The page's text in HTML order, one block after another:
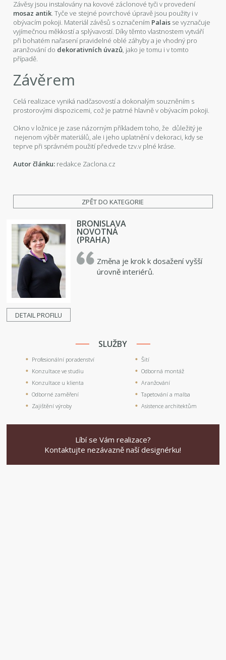
Závěsy jsou instalovány na kovové záclonové tyči v provedení
mosaz antik. Tyče ve stejné povrchové úpravě jsou použity i v
obývacím pokoji. Materiál závěsů s označením Palais se vyznačuje
vyjímečnou měkkostí a splývavostí. Díky těmto vlastnostem vytváří
při bohatém nařasení pravidelné oblé záhyby a je vhodný pro
aranžování do dekorativních úvazů, jako je tomu i v tomto
případě.
Závěrem
Celá realizace vyniká nadčasovostí a dokonalým souzněním s
prostorovými dispozicemi, což je patrné hlavně v obývacím pokoji.
Okno v ložnice je zase názorným příkladem toho, že důležitý je
nejenom výběr materiálů, ale i jeho uplatnění v dekoraci, kdy se
teprve při správném použití předvede tzv.v plné kráse.
Autor článku: redakce Zaclona.cz
ZPĚT DO KATEGORIE
DETAIL PROFILU
BRONISLAVA
NOVOTNÁ
(PRAHA)
Změna je krok k dosažení vyšší
úrovně interiérů.
SLUŽBY
Profesionální poradenství
Konzultace ve studiu
Konzultace u klienta
Odborné zaměření
Zajištění výroby
Šití
Odborná montáž
Aranžování
Tapetování a malba
Asistence architektům
Líbí se Vám realizace?
Kontaktujte nezávazně naší designérku!